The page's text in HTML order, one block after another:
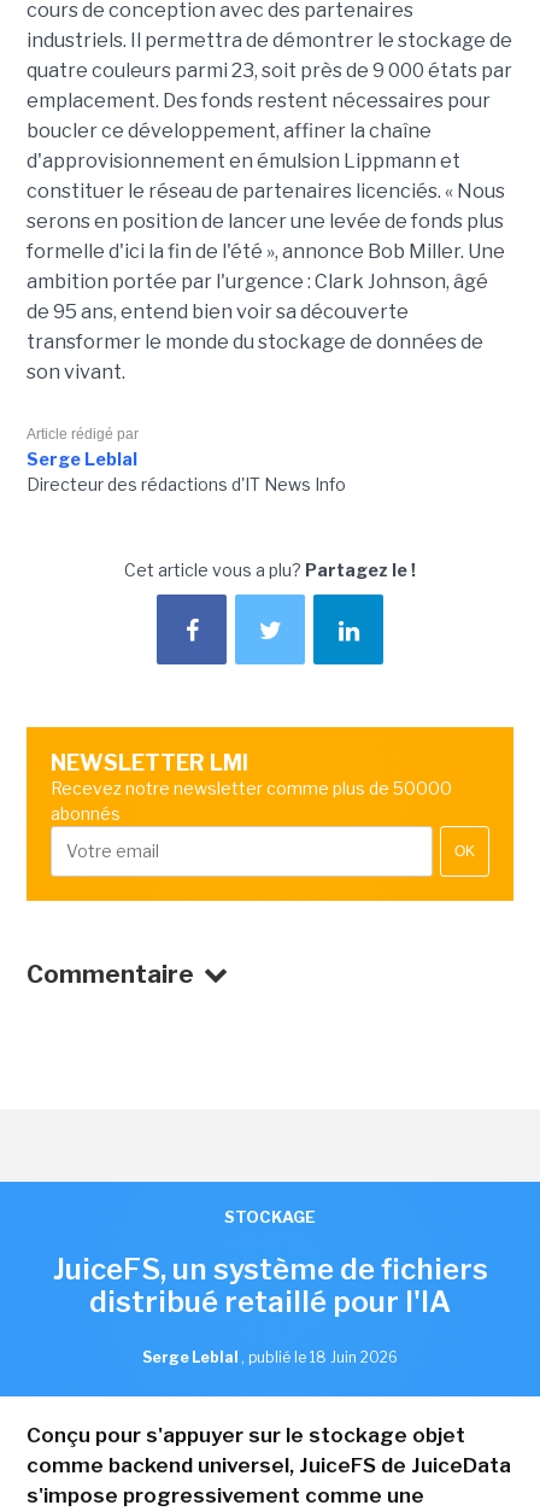
cours de conception avec des partenaires
industriels. Il permettra de démontrer le stockage de
quatre couleurs parmi 23, soit près de 9 000 états par
emplacement. Des fonds restent nécessaires pour
boucler ce développement, affiner la chaîne
d'approvisionnement en émulsion Lippmann et
constituer le réseau de partenaires licenciés. « Nous
serons en position de lancer une levée de fonds plus
formelle d'ici la fin de l'été », annonce Bob Miller. Une
ambition portée par l'urgence : Clark Johnson, âgé
de 95 ans, entend bien voir sa découverte
transformer le monde du stockage de données de
son vivant.
Article rédigé par
Serge Leblal
Directeur des rédactions d'IT News Info
Cet article vous a plu? Partagez le !
NEWSLETTER LMI
Recevez notre newsletter comme plus de 50000
abonnés
OK
Commentaire
STOCKAGE
JuiceFS, un système de fichiers
distribué retaillé pour l'IA
Serge Leblal , publié le 18 Juin 2026
Conçu pour s'appuyer sur le stockage objet
comme backend universel, JuiceFS de JuiceData
s'impose progressivement comme une